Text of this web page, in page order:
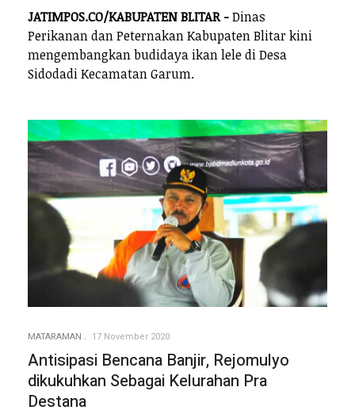
JATIMPOS.CO/KABUPATEN BLITAR -Dinas
Perikanan dan Peternakan Kabupaten Blitar kini
mengembangkan budidaya ikan lele di Desa
Sidodadi Kecamatan Garum.
MATARAMAN 17 November 2020
Antisipasi Bencana Banjir, Rejomulyo
dikukuhkan Sebagai Kelurahan Pra
Destana